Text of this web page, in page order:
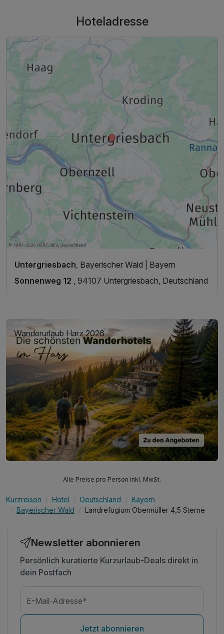
Hoteladresse
Untergriesbach , Bayerischer Wald | Bayern
Sonnenweg 12
, 94107 Untergriesbach, Deutschland
Wanderurlaub Harz 2026
Alle Preise pro Person inkl. MwSt.
Kurzreisen Hotel Deutschland
Bayern
Bayerischer Wald
Landrefugium Obermüller 4,5 Sterne
Newsletter abonnieren
Persönlich kuratierte Kurzurlaub-Deals direkt in
dein Postfach
E-Mail-Adresse*
Jetzt abonnieren